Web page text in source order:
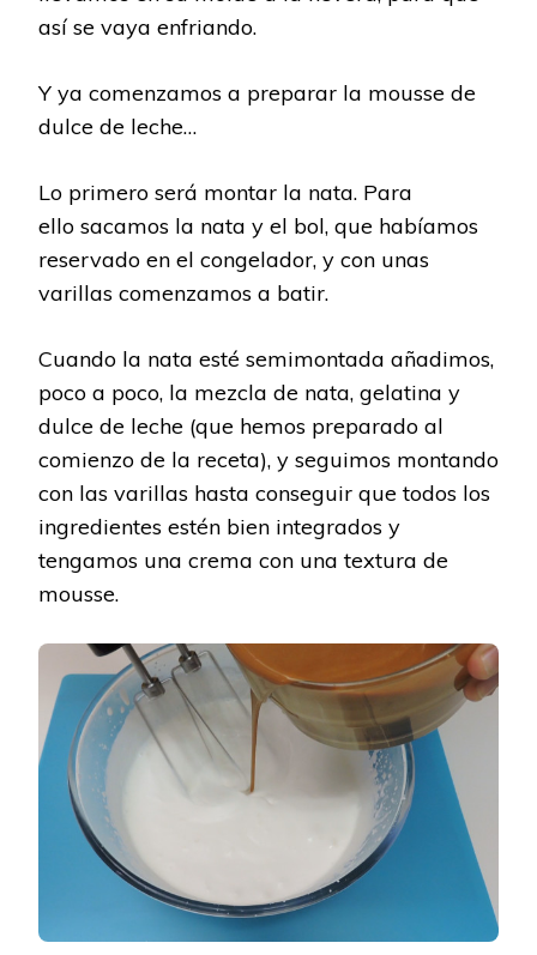
así se vaya enfriando.
Y ya comenzamos a preparar la mousse de
dulce de leche…
Lo primero será montar la nata. Para
ello sacamos la nata y el bol, que habíamos
reservado en el congelador, y con unas
varillas comenzamos a batir.
Cuando la nata esté semimontada añadimos,
poco a poco, la mezcla de nata, gelatina y
dulce de leche (que hemos preparado al
comienzo de la receta), y seguimos montando
con las varillas hasta conseguir que todos los
ingredientes estén bien integrados y
tengamos una crema con una textura de
mousse.